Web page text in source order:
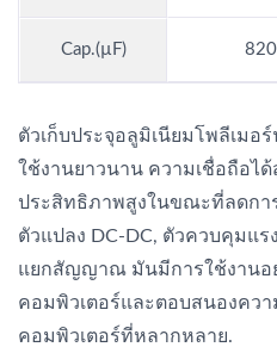
Cap.(µF) 820
ตัวเก็บประจุอลูมิเนียมโพลีเมอ
ใช้งานยาวนาน ความเชื่อถือไ
ประสิทธิภาพสูงในขณะที่ลดกา
ตัวแปลง DC-DC, ตัวควบคุมแ
แยกสัญญาณ มันมีการใช้งานอ
คอมพิวเตอร์และตอบสนองคว
คอมพิวเตอร์ที่หลากหลาย.